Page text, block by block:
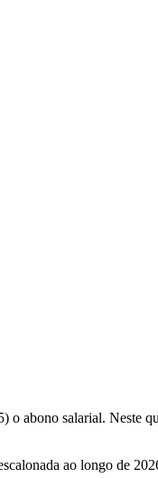
o abono salarial. Neste
ao longo de